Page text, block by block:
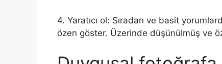
4. Yaratıcı ol: Sıradan ve basit
özen göster. Üzerinde düşünülmüş ve